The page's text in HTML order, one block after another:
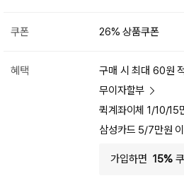
쿠폰 26% 상품쿠폰
혜택
구매 시 최대 60원
무이자할부
퀵계좌이체 1/10/15
삼성카드 5/7만원
가입하면 15%